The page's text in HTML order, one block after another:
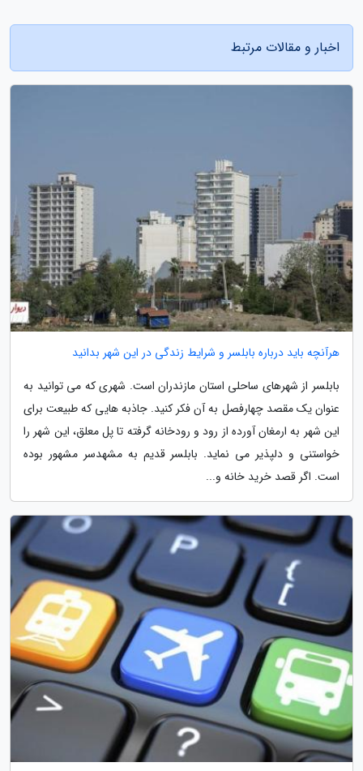
اخبار و مقالات مرتبط
هرآنچه باید درباره بابلسر و شرایط زندگی در این شهر بدانید
بابلسر از شهرهای ساحلی استان مازندران است. شهری که می توانید به
عنوان یک مقصد چهارفصل به آن فکر کنید. جاذبه هایی که طبیعت برای
این شهر به ارمغان آورده از رود و رودخانه گرفته تا پل معلق، این شهر را
خواستنی و دلپذیر می نماید. بابلسر قدیم به مشهدسر مشهور بوده
است. اگر قصد خرید خانه و...